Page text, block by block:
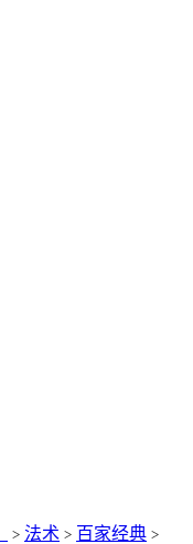
> 法术 > 百家经典 >